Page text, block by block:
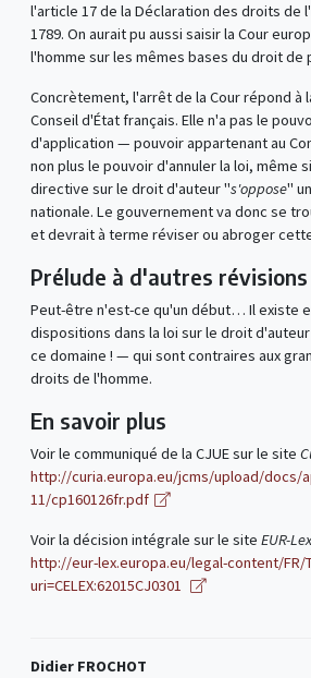
l'article 17 de la Déclaration des droits de
1789. On aurait pu aussi saisir la Cour
l'homme sur les mêmes bases du droit de
Concrètement, l'arrêt de la Cour répond à
Conseil d'État français. Elle n'a pas le
d'application — pouvoir appartenant au
non plus le pouvoir d'annuler la loi, même
directive sur le droit d'auteur "s'oppose"
nationale. Le gouvernement va donc se
et devrait à terme réviser ou abroger
Prélude à d'autres
Peut-être n'est-ce qu'un début… Il existe
dispositions dans la loi sur le droit
ce domaine ! — qui sont contraires aux
droits de l'homme.
En savoir plus
Voir le communiqué de la CJUE sur le site
http://curia.europa.eu/jcms/upload/docs/
11/cp160126fr.pdf
Voir la décision intégrale sur le site EUR-Lex
http://eur-lex.europa.eu/legal-content/FR/
uri=CELEX:62015CJ0301
Didier FROCHOT